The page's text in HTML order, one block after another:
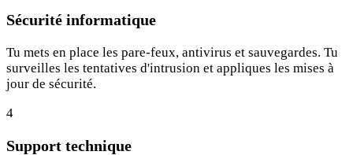
Sécurité informatique
Tu mets en place les pare-feux, antivirus et sauvegardes. Tu
surveilles les tentatives d'intrusion et appliques les mises à
jour de sécurité.
4
Support technique